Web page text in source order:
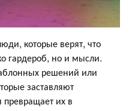
которые верят, что
гардероб, но и мысли.
решений или
заставляют
превращает их в